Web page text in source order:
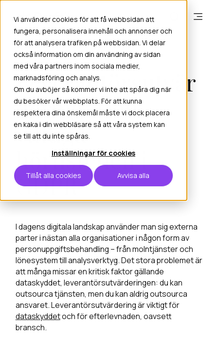
Vi använder cookies för att få webbsidan att
fungera, personalisera innehåll och annonser och
för att analysera trafiken på webbsidan. Vi delar
också information om din användning av sidan
med våra partners inom sociala medier,
marknadsföring och analys.
Om du avböjer så kommer vi inte att spåra dig när
du besöker vår webbplats. För att kunna
respektera dina önskemål måste vi dock placera
en kaka i din webbläsare så att våra system kan
se till att du inte spåras.
Inställningar för cookies
Tillåt alla cookies Avvisa alla
oktober 7, 2025 Admin
Leverantörsutvär
dering: Den
viktiga
hörnstenen i
GDPR
I dagens digitala landskap använder man sig externa
parter i nästan alla organisationer i någon form av
personuppgiftsbehandling – från molntjänster och
lönesystem till analysverktyg. Det stora problemet är
att många missar en kritisk faktor gällande
dataskyddet, leverantörsutvärderingen: du kan
outsourca tjänsten, men du kan aldrig outsourca
ansvaret. Leverantörsutvärdering är viktigt för
dataskyddetoch för efterlevnaden, oavsett
bransch.